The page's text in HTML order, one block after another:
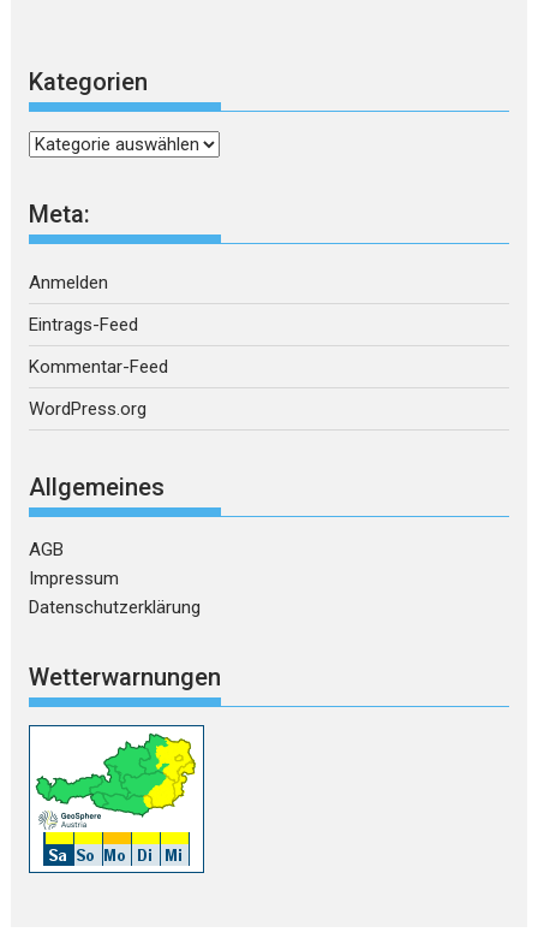
Kategorien
Kategorien
Meta:
Anmelden
Eintrags-Feed
Kommentar-Feed
WordPress.org
Allgemeines
AGB
Impressum
Datenschutzerklärung
Wetterwarnungen